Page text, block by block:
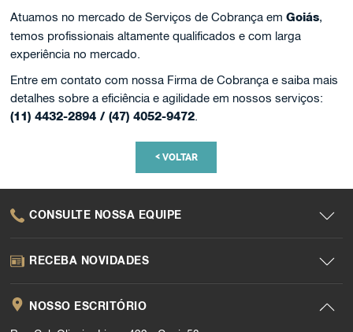
Atuamos no mercado de Serviços de Cobrança emGoiás,
temos profissionais altamente qualificados e com larga
experiência no mercado.
Entre em contato com nossa Firma de Cobrança e saiba mais
detalhes sobre a eficiência e agilidade em nossos serviços:
(11) 4432-2894 / (47) 4052-9472.
<VOLTAR
CONSULTE NOSSA EQUIPE
RECEBA NOVIDADES
NOSSO ESCRITÓRIO